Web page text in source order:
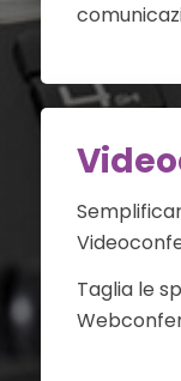
Taglia le